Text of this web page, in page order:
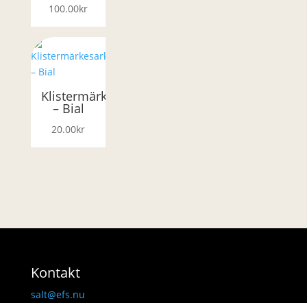
100.00krPrisintervall:
60.00kr
till
100.00kr
Klistermärkesark
– Bial
20.00kr
Kontakt
salt@efs.nu